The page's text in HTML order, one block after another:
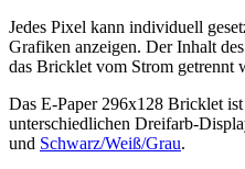
Jedes Pixel kann individuell
Grafiken anzeigen. Der Inhalt
das Bricklet vom Strom getrennt
Das E-Paper 296x128 Bricklet
unterschiedlichen Dreifarb-
und Schwarz/Weiß/Grau.